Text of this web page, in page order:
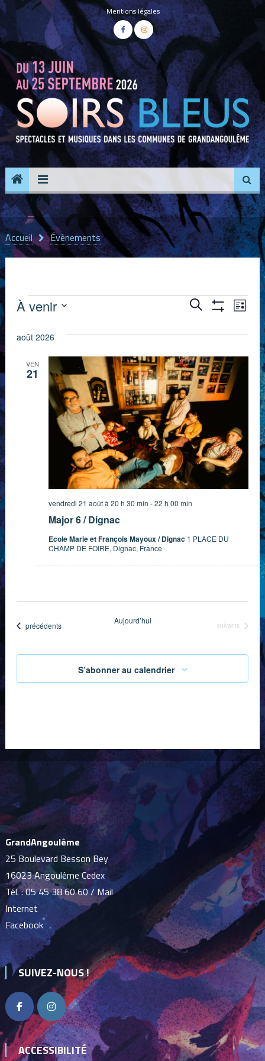
Mentions légales
Accueil Évènements
Évènements
et
navigation
de
vues
Recherche
Filtres
Liste
À venir
une
août 2026
VEN
21
Major 6 / Dignac
vendredi 21 août à 20 h 30 min -22 h 00 min
Ecole Marie et François Mayoux / Dignac 1 PLACE DU
CHAMP DE FOIRE, Dignac, France
Évènements
précédents Aujourd’hui Évènements
suivants
S’abonner au calendrier
GrandAngoulême
25 Boulevard Besson Bey
16023 Angoulême Cedex
Tél. :05 45 38 60 60/Mail
Internet
Facebook
SUIVEZ-NOUS !
ACCESSIBILITÉ
Panneau de gestion des cookies